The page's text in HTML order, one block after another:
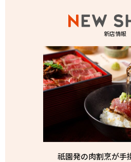
新店情報
祇園発の肉割烹が手